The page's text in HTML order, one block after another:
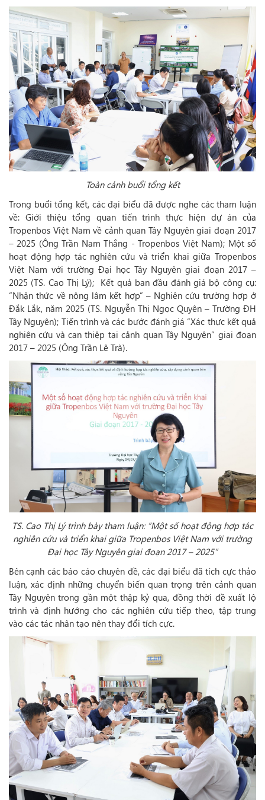
Toàn cảnh buổi tổng kết
Trong buổi tổng kết, các đại biểu đã được nghe các tham luận
về: Giới thiệu tổng quan tiến trình thực hiện dự án của
Tropenbos Việt Nam về cảnh quan Tây Nguyên giai đoạn 2017
– 2025 (Ông Trần Nam Thắng - Tropenbos Việt Nam); Một số
hoạt động hợp tác nghiên cứu và triển khai giữa Tropenbos
Việt Nam với trường Đại học Tây Nguyên giai đoạn 2017 –
2025 (TS. Cao Thị Lý); Kết quả ban đầu đánh giá bộ công cụ:
“Nhận thức về nông lâm kết hợp” – Nghiên cứu trường hợp ở
Đắk Lắk, năm 2025 (TS. Nguyễn Thị Ngọc Quyên – Trường ĐH
Tây Nguyên); Tiến trình và các bước đánh giá “Xác thực kết quả
nghiên cứu và can thiệp tại cảnh quan Tây Nguyên” giai đoạn
2017 – 2025 (Ông Trần Lê Trà).
TS. Cao Thị Lý trình bày tham luận: “Một số hoạt động hợp tác
nghiên cứu và triển khai giữa Tropenbos Việt Nam với trường
Đại học Tây Nguyên giai đoạn 2017 – 2025”
Bên cạnh các báo cáo chuyên đề, các đại biểu đã tích cực thảo
luận, xác định những chuyển biến quan trọng trên cảnh quan
Tây Nguyên trong gần một thập kỷ qua, đồng thời đề xuất lộ
trình và định hướng cho các nghiên cứu tiếp theo, tập trung
vào các tác nhân tạo nên thay đổi tích cực.